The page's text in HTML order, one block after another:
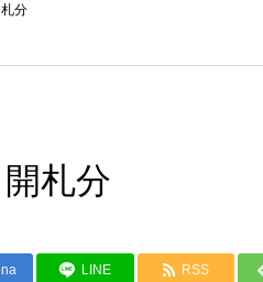
分
札分
LINE RSS